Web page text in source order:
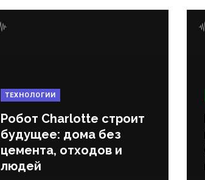
ТЕХНОЛОГИИ
Робот Charlotte строит
будущее: дома без
цемента, отходов и
людей